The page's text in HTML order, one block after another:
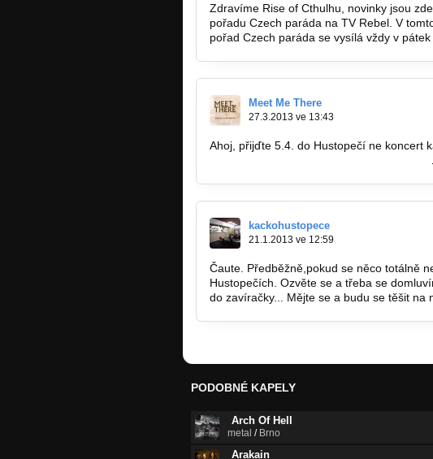
Zdravíme Rise of Cthulhu, novinky jsou
pořadu Czech paráda na TV Rebel. V
pořad Czech paráda se vysílá vždy v
Meet Me There
27.3.2013 ve 13:43
Ahoj, přijďte 5.4. do Hustopečí ne koncert
kackohustopece
21.1.2013 ve 12:59
Čaute. Předběžně,pokud se něco totálně
Hustopečích. Ozvěte se a třeba se
do zavíračky... Mějte se a budu se těšit na
PODOBNÉ KAPELY
Arch Of Hell
metal / Brno
Arakain